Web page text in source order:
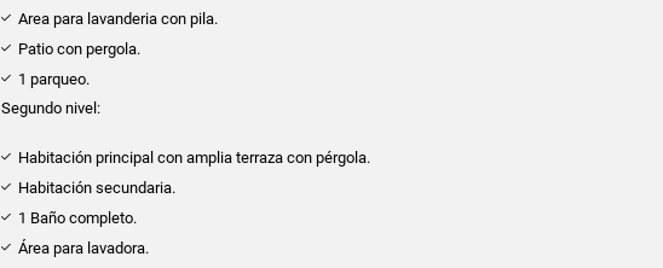
Area para lavanderia con pila.
Patio con pergola.
1 parqueo.
Segundo nivel:
Habitación principal con amplia terraza con pérgola.
Habitación secundaria.
1 Baño completo.
Área para lavadora.